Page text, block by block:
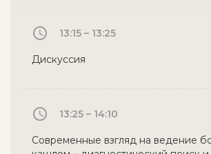
13:15 – 13:25
Дискуссия
13:25 – 14:10
Современные взгляд на ведение